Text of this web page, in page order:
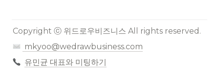
Copyright ⓒ 위드로우비즈니스 All rights reserved.
mkyoo@wedrawbusiness.com
유민균 대표와 미팅하기